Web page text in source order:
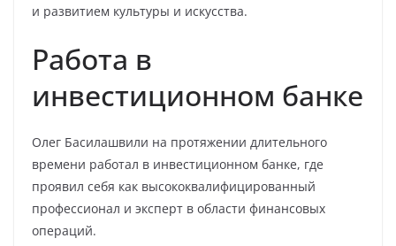
и развитием культуры и искусства.
Работа в
инвестиционном банке
Олег Басилашвили на протяжении длительного
времени работал в инвестиционном банке, где
проявил себя как высококвалифицированный
профессионал и эксперт в области финансовых
операций.